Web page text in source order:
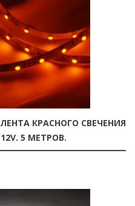
КРАСНОГО СВЕЧЕНИЯ
5 МЕТРОВ.